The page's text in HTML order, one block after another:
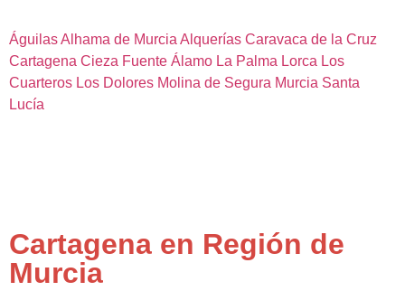
ÁguilasAlhama de MurciaAlquerías Caravaca de la Cruz
Cartagena Cieza Fuente Álamo La Palma Lorca Los
Cuarteros Los Dolores Molina de Segura Murcia Santa
Lucía
Cartagena en Región de
Murcia